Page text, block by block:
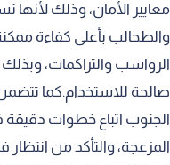
معايير الأمان، وذلك لأنها
والطحالب بأعلى كفاءة
الرواسب والتراكمات،
صالحة للاستخدام.كما
الجنوب اتباع خطوات دقيقة
المزعجة، والتأكد من انتظار